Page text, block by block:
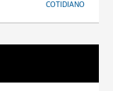
COTIDIANO